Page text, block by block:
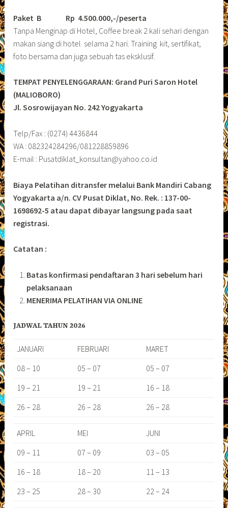
Paket B
Rp 4.500.000,-/peserta
Tanpa Menginap di Hotel, Coffee break 2 kali sehari dengan
makan siang di hotel selama 2 hari. Training kit, sertifikat,
foto bersama dan juga sebuah tas eksklusif.
TEMPAT PENYELENGGARAAN: Grand Puri Saron Hotel
(MALIOBORO)
Jl. Sosrowijayan No. 242 Yogyakarta
Telp/Fax : (0274) 4436844
WA : 082324284296/081228859896
E-mail : Pusatdiklat_konsultan@yahoo.co.id
Biaya Pelatihan ditransfer melalui Bank Mandiri Cabang
Yogyakarta a/n. CV Pusat Diklat, No. Rek. : 137-00-
1698692-5 atau dapat dibayar langsung pada saat
registrasi.
Catatan :
Batas konfirmasi pendaftaran 3 hari sebelum hari
pelaksanaan
MENERIMA PELATIHAN VIA ONLINE
JADWAL TAHUN 2026
JANUARI FEBRUARI
MARET
08 – 10
05 – 07
05 – 07
19 – 21
19 – 21
16 – 18
26 – 28
26 – 28 26 – 28
APRIL MEI
JUNI
09 – 11
07 – 09
03 – 05
16 – 18
18 – 20
11 – 13
23 – 25
28 – 30 22 – 24